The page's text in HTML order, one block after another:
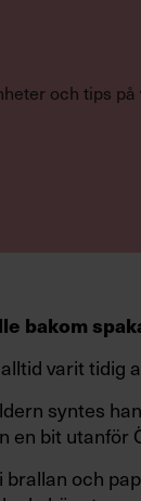
och tips på
bakom
varit tidig
syntes
en bit utanför
brallan och